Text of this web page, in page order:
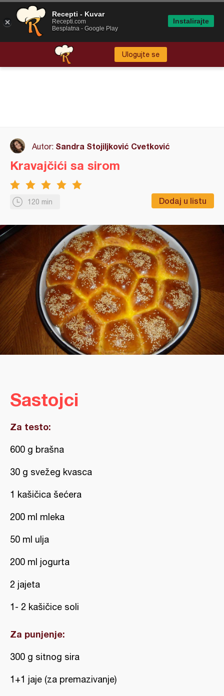
Ulogujte se
Autor: Sandra Stojiljković Cvetković
120 min Dodaj u listu
Kravajčići sa sirom
Sastojci
Za testo:
600 g brašna
30 g svežeg kvasca
1 kašičica šećera
200 ml mleka
50 ml ulja
200 ml jogurta
2 jajeta
1- 2 kašičice soli
Za punjenje:
300 g sitnog sira
1+1 jaje (za premazivanje)
Recepti - Kuvar
Recepti.com
Besplatna - Google Play
Instalirajte